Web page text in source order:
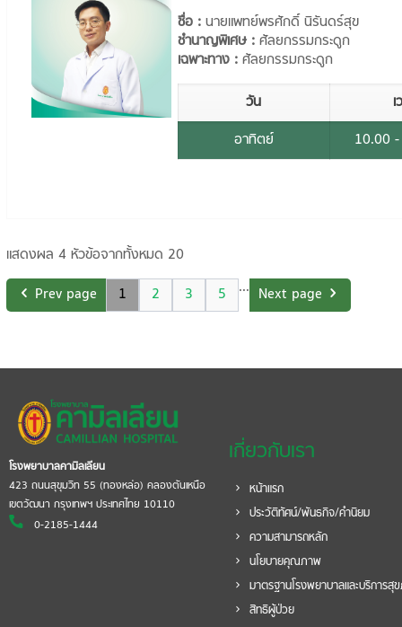
ชื่อ :นายแพทย์พรศักดิ์ นิรันดร์สุข
ชำนาญพิเศษ :ศัลยกรรมกระดูก
เฉพาะทาง :ศัลยกรรมกระดูก
วัน
อาทิตย์
10.00
แสดงผล 4 หัวข้อจากทั้งหมด 20
Prev page
1 2 3 ...
5 Next page
โรงพยาบาลคามิลเลียน
423 ถนนสุขุมวิท 55 (ทองหล่อ) คลองตันเหนือ
เขตวัฒนา กรุงเทพฯ ประเทศไทย 10110
0-2185-1444
เกี่ยวกับเรา
หน้าแรก
ประวัติทัศน์/พันธกิจ/คำนิยม
ความสามารถหลัก
นโยบายคุณภาพ
มาตรฐานโรงพยาบาลและบริการสุ
สิทธิผู้ป่วย